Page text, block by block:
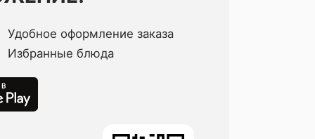
Удобное оформление заказа
Избранные блюда